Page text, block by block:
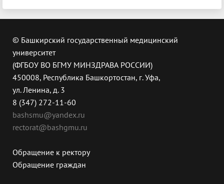
© Башкирский государственный медицинский
университет
(ФГБОУ ВО БГМУ МИНЗДРАВА РОССИИ)
450008, Республика Башкортостан, г. Уфа,
ул. Ленина, д. 3
8 (347) 272-11-60
bashsmu@yandex.ru
rectorat@bashgmu.ru
Обращение к ректору
Обращение граждан